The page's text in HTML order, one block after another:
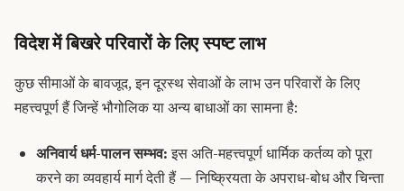
विदेश में बिखरे परिवारों के लिए स्पष्ट लाभ
कुछ सीमाओं के बावजूद, इन दूरस्थ सेवाओं के लाभ उन परिवारों के लिए
महत्त्वपूर्ण हैं जिन्हें भौगोलिक या अन्य बाधाओं का सामना है:
अनिवार्य धर्म-पालन सम्भव:इस अति-महत्त्वपूर्ण धार्मिक कर्तव्य को पूरा
करने का व्यवहार्य मार्ग देती हैं — निष्क्रियता के अपराध-बोध और चिन्ता